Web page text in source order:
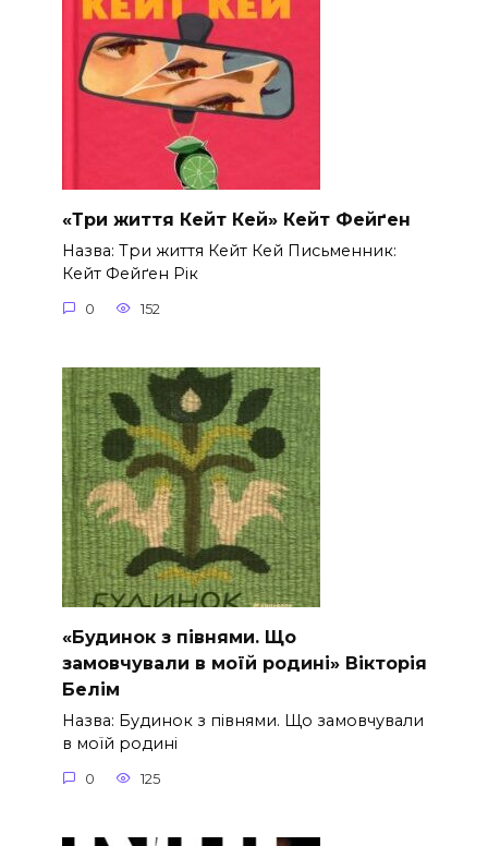
«Три життя Кейт Кей» Кейт Фейґен
Назва: Три життя Кейт Кей Письменник:
Кейт Фейґен Рік
0 152
«Будинок з півнями. Що
замовчували в моїй родині» Вікторія
Белім
Назва: Будинок з півнями. Що замовчували
в моїй родині
0 125